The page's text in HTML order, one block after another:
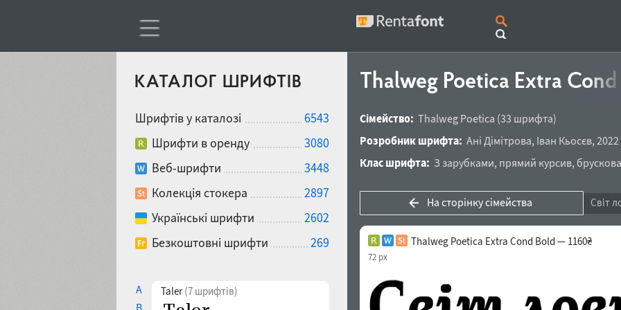
КАТАЛОГ ШРИФТІВ
Шрифтів у каталозі
6543
Шрифти в оренду
3080
Веб-шрифти
3448
Колекція стокера
2897
Українські шрифти
2602
Безкоштовні шрифти
269
A
B
Taler(7 шрифтів)
Thalweg Poetica Extra Cond
Сімейство: Thalweg Poetica (33 шрифта)
Розробник шрифта: Ані Дімітрова, Іван Кьосєв, 2022
Клас шрифта: З зарубками, прямий курсив,
На сторінку сімейства Світ
Thalweg Poetica Extra Cond Bold — 1160₴
72 px